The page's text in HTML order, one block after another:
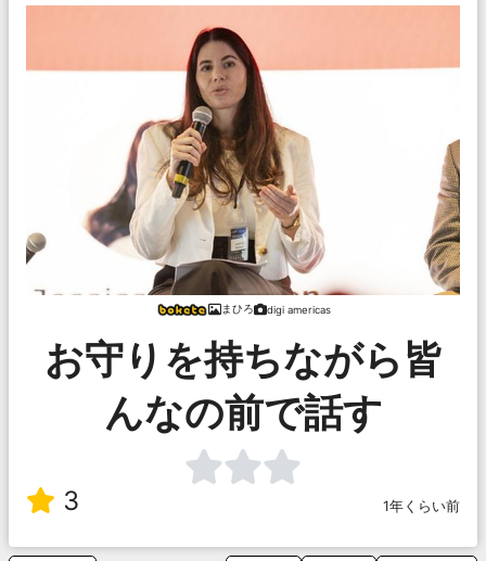
まひろ digi americas
お守りを持ちながら皆
んなの前で話す
3 1年くらい前